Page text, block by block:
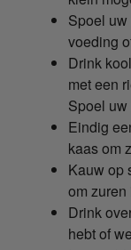
Spoel
voeding
Drink
met een
Spoel
Eindig
kaas om
Kauw op
om
Drink
hebt of